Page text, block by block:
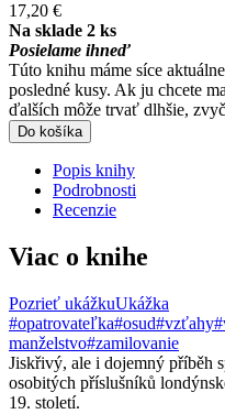
17,20 €
Na sklade 2 ks
Posielame ihneď
Túto knihu máme síce
posledné kusy. Ak ju chcete
ďalších môže trvať dlhšie,
Do košíka
Popis knihy
Podrobnosti
Recenzie
Viac o knihe
Pozrieť ukážkuUkážka
#opatrovateľka#osud#vzťahy
manželstvo#zamilovanie
Jiskřivý, ale i dojemný příběh
osobitých příslušníků
19. století.